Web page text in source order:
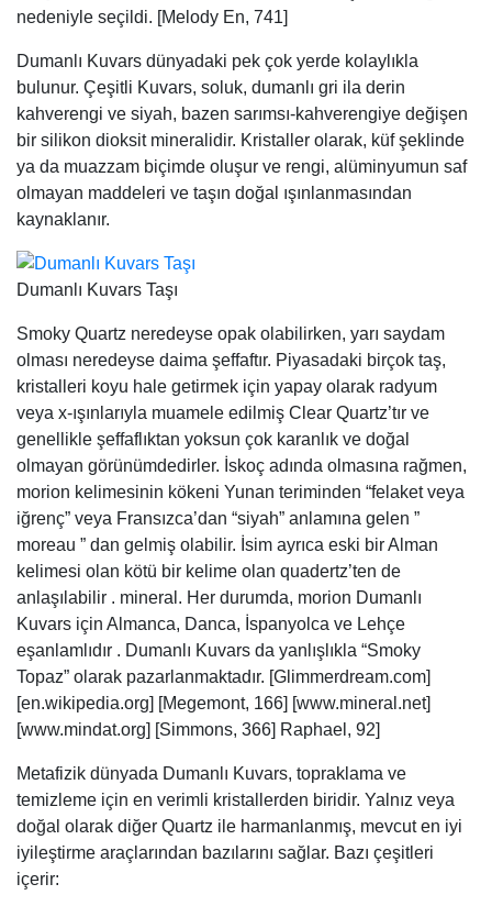
nedeniyle seçildi. [Melody En, 741]
Dumanlı Kuvars dünyadaki pek çok yerde kolaylıkla
bulunur. Çeşitli Kuvars, soluk, dumanlı gri ila derin
kahverengi ve siyah, bazen sarımsı-kahverengiye değişen
bir silikon dioksit mineralidir. Kristaller olarak, küf şeklinde
ya da muazzam biçimde oluşur ve rengi, alüminyumun saf
olmayan maddeleri ve taşın doğal ışınlanmasından
kaynaklanır.
Dumanlı Kuvars Taşı
Smoky Quartz neredeyse opak olabilirken, yarı saydam
olması neredeyse daima şeffaftır. Piyasadaki birçok taş,
kristalleri koyu hale getirmek için yapay olarak radyum
veya x-ışınlarıyla muamele edilmiş Clear Quartz’tır ve
genellikle şeffaflıktan yoksun çok karanlık ve doğal
olmayan görünümdedirler. İskoç adında olmasına rağmen,
morion kelimesinin kökeni Yunan teriminden “felaket veya
iğrenç” veya Fransızca’dan “siyah” anlamına gelen ”
moreau ” dan gelmiş olabilir. İsim ayrıca eski bir Alman
kelimesi olan kötü bir kelime olan quadertz’ten de
anlaşılabilir . mineral. Her durumda, morion Dumanlı
Kuvars için Almanca, Danca, İspanyolca ve Lehçe
eşanlamlıdır . Dumanlı Kuvars da yanlışlıkla “Smoky
Topaz” olarak pazarlanmaktadır. [Glimmerdream.com]
[en.wikipedia.org] [Megemont, 166] [www.mineral.net]
[www.mindat.org] [Simmons, 366] Raphael, 92]
Metafizik dünyada Dumanlı Kuvars, topraklama ve
temizleme için en verimli kristallerden biridir. Yalnız veya
doğal olarak diğer Quartz ile harmanlanmış, mevcut en iyi
iyileştirme araçlarından bazılarını sağlar. Bazı çeşitleri
içerir: